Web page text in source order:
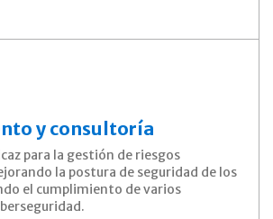
y consultoría
para la gestión de riesgos
la postura de seguridad de los
el cumplimiento de varios